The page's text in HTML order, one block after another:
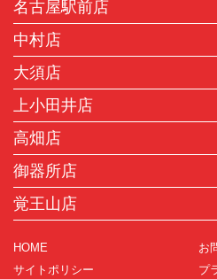
名古屋駅前店
中村店
大須店
上小田井店
高畑店
御器所店
覚王山店
HOME
お
サイトポリシー
プ